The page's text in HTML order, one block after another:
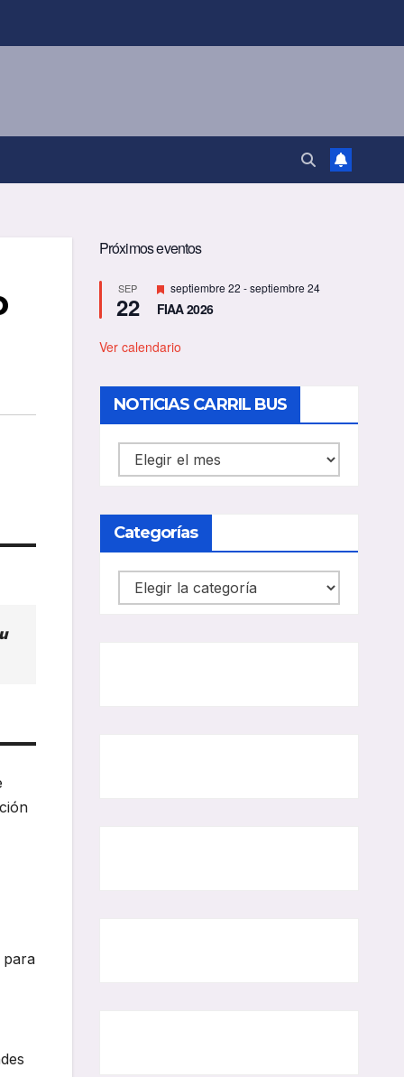
para
Próximos eventos
SEP
22
D
e
s
a
d
o
septiembre 22 -septiembre 24
FIAA 2026
Ver calendario
NOTICIAS CARRIL BUS
NOTICIAS
CARRIL
Categorías
Categorías